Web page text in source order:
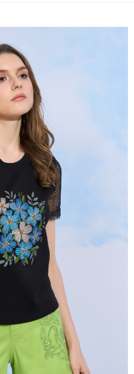
或遇審核未通過，訂單將自動取
分期」於每月結算日後寄送繳費提
商條碼／台灣大直營門市／銀行轉
繳費。
」（以下簡稱本公司）所提供，讓
服務，並由商店將買賣／分期付款
公司帳單繳交帳款。
契約關係目的，商店將以您的個人
灣大哥大進項蒐集、處理及利用，
之確認、核對及更正。
https://oppay.tw/userRule
可結帳。
。
後，將跳轉至「AFTEE先享後付」
即可完成結帳。
簡訊。
簡訊中的連結，可透過四大超商／
方視為交易完成。
費，但若您需要取消訂單，請聯絡
單仍視為有效，需透過AFTEE先享
」之結帳頁面顯示為準，若有關於
關疑問，請聯繫「AFTEE先享後付
support/home
「AFTEE先享後付」服務完成之交
料，並將交易相關給付款項請求債
網址：
人或監護人之同意方可使用
引起之損失，本公司不負相關責
個別帳號之用戶狀況，依本公司即
不足之情形，本公司將視審查結果
訊註冊。若發現惡意使用之情形，
之使用額度並採取法律行動。
)免運費
)免運費
)免運費